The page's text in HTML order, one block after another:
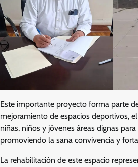
Este importante proyecto forma parte
mejoramiento de espacios deportivos,
niñas, niños y jóvenes áreas dignas
promoviendo la sana convivencia y
La rehabilitación de este espacio